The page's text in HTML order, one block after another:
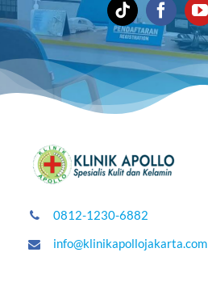
0812-1230-6882
info@klinikapollojakarta.com